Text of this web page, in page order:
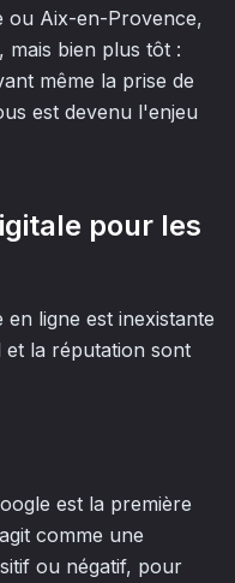
ou Aix-en-Provence,
mais bien plus tôt :
même la prise de
est devenu l'enjeu
pour les
ligne est inexistante
et la réputation sont
est la première
comme une
ou négatif, pour